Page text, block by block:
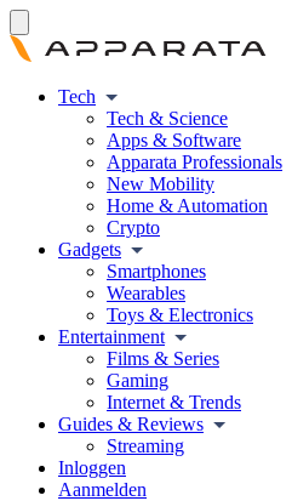
Tech
Tech & Science
Apps & Software
Apparata Professionals
New Mobility
Home & Automation
Crypto
Gadgets
Smartphones
Wearables
Toys & Electronics
Entertainment
Films & Series
Gaming
Internet & Trends
Guides & Reviews
Streaming
Inloggen
Aanmelden